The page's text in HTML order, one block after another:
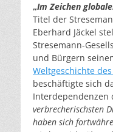
„Im Zeichen
Titel der
Eberhard Jäckel
Stresemann-
und Bürgern
Weltgeschichte
beschäftigte sich
Interdependenzen
verbrecherischsten
haben sich